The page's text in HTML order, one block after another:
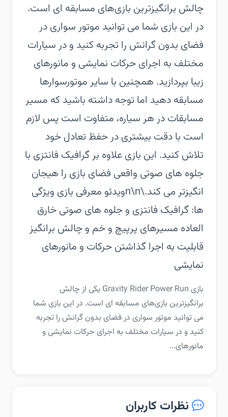
چالش برانگیزترین بازی‌های مسابقه ای است.
در این بازی شما می توانید موتور سواری در
فضای بدون گرانش را تجربه کنید و در سیارات
مختلف به اجرای حرکات نمایشی و مانورهای
زیبا بپردازید. همچنین با سایر موتورسوارها
مسابقه دهید اما توجه داشته باشید که مسیر
مسابقات در هر سیاره، متفاوت است پس لازم
است با دقت بیشتری در حفظ تعادل خود
تلاش کنید. این بازی علاوه بر گرافیک فانتزی با
جلوه های صوتی واقعی فضای بازی را هیجان
انگیزتر می کند.\n\nویدئو معرفی بازی‏ ویژگی
ها:‏ گرافیک فانتزی و جلوه های صوتی خارق
العاده‏ مسیرهای پرپیچ و خم و چالش برانگیز‏
قابلیت به اجرا گذاشتن حرکات و مانورهای
نمایشی
‏‏بازی Gravity Rider Power Run یکی از چالش
برانگیزترین بازی‌های مسابقه ای است. در این بازی شما
می توانید موتور سواری در فضای بدون گرانش را تجربه
کنید و در سیارات مختلف به اجرای حرکات نمایشی و
مانورهای...
نظرات کاربران